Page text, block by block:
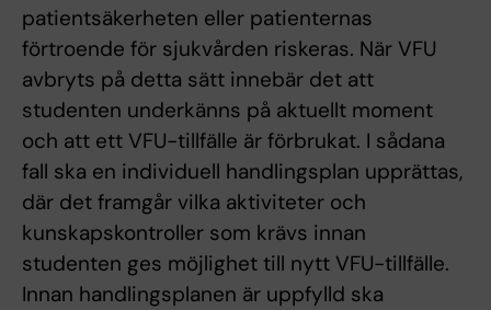
patientsäkerheten eller patienternas
förtroende för sjukvården riskeras. När VFU
avbryts på detta sätt innebär det att
studenten underkänns på aktuellt moment
och att ett VFU-tillfälle är förbrukat. I sådana
fall ska en individuell handlingsplan upprättas,
där det framgår vilka aktiviteter och
kunskapskontroller som krävs innan
studenten ges möjlighet till nytt VFU-tillfälle.
Innan handlingsplanen är uppfylld ska